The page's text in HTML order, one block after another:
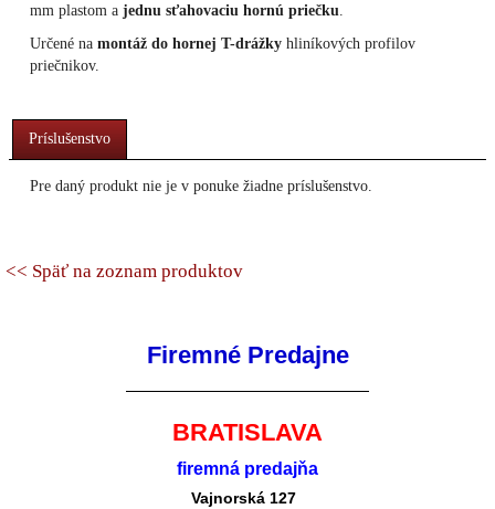
mm plastom ajednu sťahovaciu hornú priečku
Určené namontáž do hornej T-drážky hliníkových profilov
priečnikov.
Príslušenstvo
Pre daný produkt nie je v ponuke žiadne príslušenstvo.
<< Späť na zoznam produktov
Firemné Predajne
BRATISLAVA
firemná predajňa
Vajnorská 127